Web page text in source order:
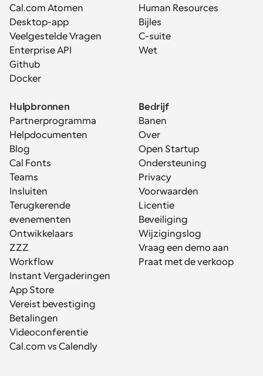
Cal.com Atomen
Desktop-app
Veelgestelde Vragen
Enterprise API
Github
Docker
Human Resources
Bijles
C-suite
Wet
Hulpbronnen
Partnerprogramma
Helpdocumenten
Blog
Cal Fonts
Teams
Insluiten
Terugkerende
evenementen
Ontwikkelaars
ZZZ
Workflow
Instant Vergaderingen
App Store
Vereist bevestiging
Betalingen
Videoconferentie
Cal.com vs Calendly
Bedrijf
Banen
Over
Open Startup
Ondersteuning
Privacy
Voorwaarden
Licentie
Beveiliging
Wijzigingslog
Vraag een demo aan
Praat met de verkoop